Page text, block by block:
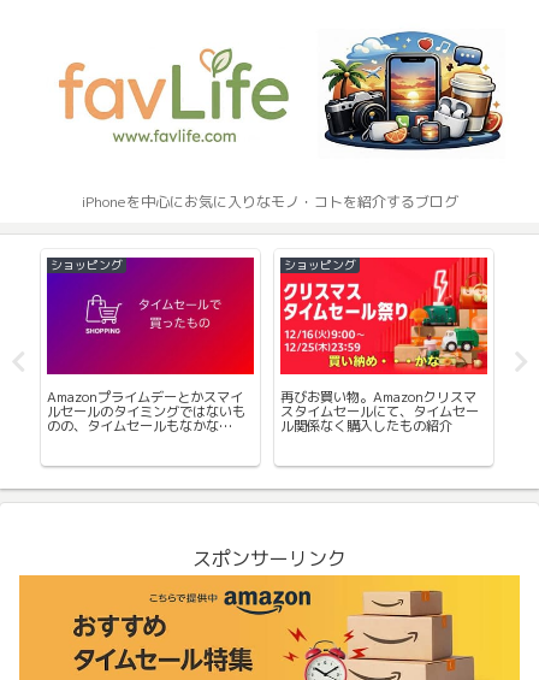
iPhoneを中心にお気に入りなモノ・コトを紹介するブログ
ショッピング
Amazonプライムデーとかスマイ
ルセールのタイミングではないも
のの、タイムセールもなかな
ショッピング
再びお買い物。Amazonクリスマ
スタイムセールにて、タイムセー
ル関係なく購入したもの紹介
スポンサーリンク